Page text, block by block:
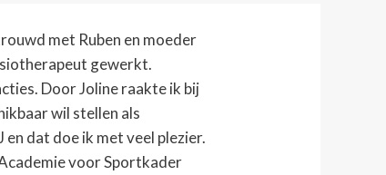
met Ruben en moeder
gewerkt.
Door Joline raakte ik bij
wil stellen als
dat doe ik met veel plezier.
voor Sportkader